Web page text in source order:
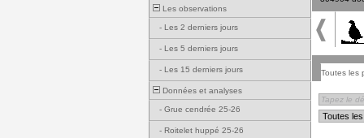
Les observations
- Les 2 derniers jours
- Les 5 derniers jours
- Les 15 derniers jours
Données et analyses
- Grue cendrée 25-26
- Roitelet huppé 25-26
Toutes les